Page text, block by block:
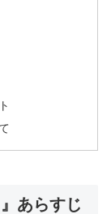
あらすじ